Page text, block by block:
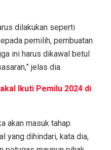
dilakukan seperti
pemilih, pembuatan
ini harus dikawal betul
jelas dia.
Ikuti Pemilu 2024 di
akan masuk tahap
yang dihindari, kata dia,